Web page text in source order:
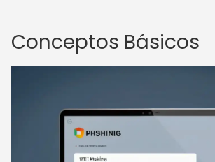
Conceptos Básicos